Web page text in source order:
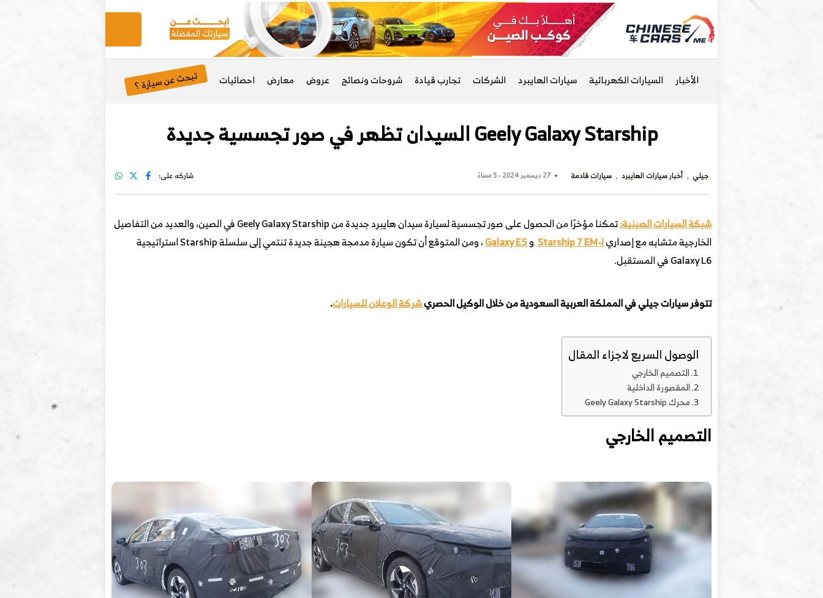
الأخبار السيارات الكهربائية سيارات الهايبرد الشركات تجارب قيادة شروحات ونصائح عروض معارض احصائيات تبحث عن سيارة ؟
Geely Galaxy Starship السيدان تظهر في صور تجسسية جديدة
جيلي أخبار سيارات الهايبرد سيارات قادمة 27 ديسمبر 2024 - 5 مساءً شاركه على:
شبكة السيارات الصينية:
تمكنا مؤخرًا من الحصول على صور تجسسية لسيارة سيدان هايبرد جديدة من Geely Galaxy Starship في الصين، والعديد من التفاصيل
الخارجية متشابه مع إصداريStarship 7 EM-i وGalaxy E5
، ومن المتوقع أن تكون سيارة مدمجة هجينة جديدة تنتمي إلى سلسلة Starship استراتيجية
Galaxy L6 في المستقبل.
تتوفر سيارات جيلي في المملكة العربية السعودية من خلال الوكيل الحصريشركة الوعلان للسيارات.
الوصول السريع لاجزاء المقال
التصميم الخارجي
المقصورة الداخلية
محرك Geely Galaxy Starship
التصميم الخارجي